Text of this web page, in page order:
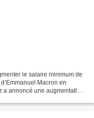
le salaire minimum de
Macron en
annoncé une augmentation